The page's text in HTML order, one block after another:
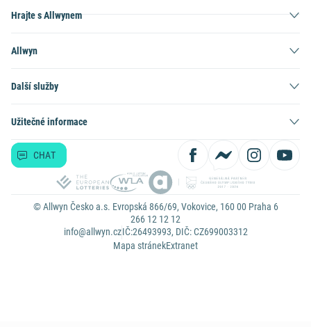
Hrajte s Allwynem
Allwyn
Další služby
Užitečné informace
CHAT
© Allwyn Česko a.s. Evropská 866/69, Vokovice, 160 00 Praha 6
266 12 12 12
info@allwyn.czIČ:26493993, DIČ: CZ699003312
Mapa stránekExtranet